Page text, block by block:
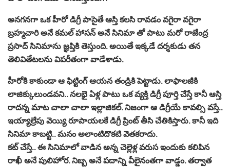
అన‌గ‌న‌గా ఒక హీరో డిగ్రీ పాసైతే ఆస్తి క‌ల‌సి రావ‌డం వ‌గైరా వ‌గైరా
బ్ర‌హ్మ‌చారి అనే క‌మ‌ల్ హాస‌న్ అనే సినిమా తో పాటు మ‌రో రాజేంద్ర
ప్ర‌సాద్ సినిమాను జ్ఞ‌ప్తికి తెస్తుంది. అయితే ఇక్క‌డే ద‌ర్శ‌కుడు త‌న
తెలివితేట‌ల‌ను విప‌రీతంగా వాడేశాడు.
హీరోకి కాకుండా ఆ ఫిట్టింగ్ ఆయ‌న తండ్రికి పెట్టాడు. లాఫాల‌జీకి
లాజిక్కులుండ‌వ‌ని.. న‌ల‌భై ఏళ్ల పాటు ఒక వ్య‌క్తి డిగ్రీ పూర్తి చేస్తే కానీ ఆస్తి
రాద‌న్న మాట చాలా చాలా ఇల్లాజిక‌ల్. నిజంగా ఆ డిగ్రీయే కావ‌ల్సి వ‌స్తే..
ఇయ్యాల్రేపు వెయ్యి రూపాయ‌ల‌కే డిగ్రీ ప్రింట్ తీసి చేతికిస్తారు. కానీ ఇది
సినిమా కాబ‌ట్టి.. మ‌నం అలాంటిదొక‌టి వెత‌క‌రాదు.
క‌ట్ చేస్తే.. ఈ సినిమాలో వాడిన అన్న చెల్లెళ్ల వ‌రుస ఇందుకు క‌లిపిన
రాఖీ అనే పులిహోర‌. నిబ్బ అనే ప‌దాన్ని వీలైనంత‌గా వాడ్డం. త‌ర్వాత